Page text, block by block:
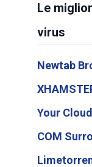
Le
virus
Newtab
Your
COM